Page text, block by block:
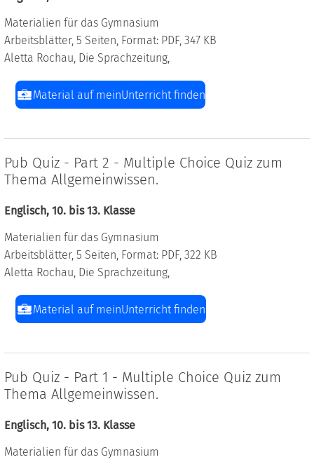
Materialien für das Gymnasium
Arbeitsblätter, 5 Seiten, Format: PDF, 347 KB
Aletta Rochau, Die Sprachzeitung,
Material auf meinUnterricht finden
Pub Quiz - Part 2 - Multiple Choice Quiz zum
Thema Allgemeinwissen.
Englisch, 10. bis 13. Klasse
Materialien für das Gymnasium
Arbeitsblätter, 5 Seiten, Format: PDF, 322 KB
Aletta Rochau, Die Sprachzeitung,
Material auf meinUnterricht finden
Pub Quiz - Part 1 - Multiple Choice Quiz zum
Thema Allgemeinwissen.
Englisch, 10. bis 13. Klasse
Materialien für das Gymnasium